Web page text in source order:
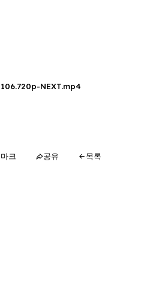
NEXT.mp4
크 공유 목록